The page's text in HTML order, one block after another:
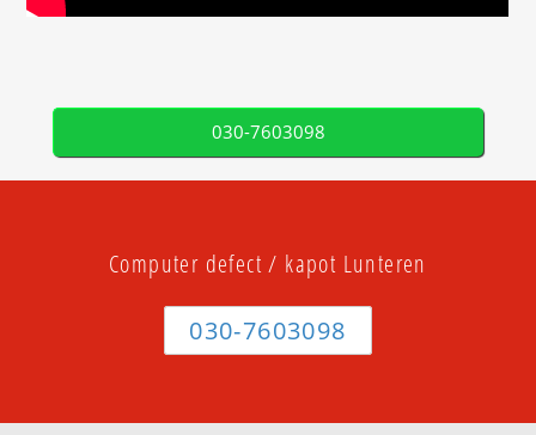
030-7603098
Computer defect / kapot Lunteren
030-7603098